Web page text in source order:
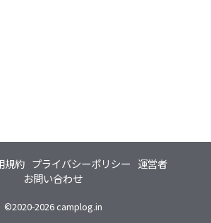
規約 プライバシーポリシー 運営者
お問い合わせ
©2020-2026 camplog.in